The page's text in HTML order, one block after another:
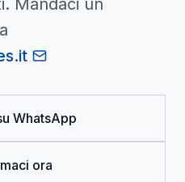
Mandaci un
WhatsApp
ora